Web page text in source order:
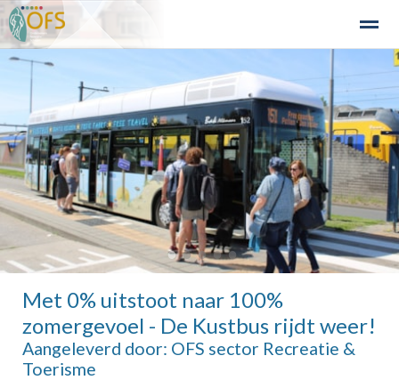
Industrie en Bedrijven Agribusiness
Home Zoeken Nieuws Agenda
● ● ● ● ●
Met 0% uitstoot naar 100%
zomergevoel - De Kustbus rijdt weer!
Aangeleverd door: OFS sector Recreatie &
Toerisme